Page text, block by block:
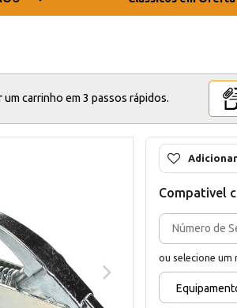
carrinho em 3 passos rápidos.
Compativel
ou selecione um